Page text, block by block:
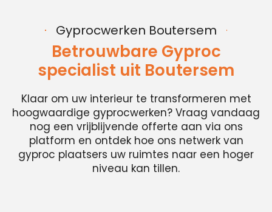
Gyprocwerken Boutersem
Betrouwbare Gyproc
specialist uit Boutersem
Klaar om uw interieur te transformeren met
hoogwaardige gyprocwerken? Vraag vandaag
nog een vrijblijvende offerte aan via ons
platform en ontdek hoe ons netwerk van
gyproc plaatsers uw ruimtes naar een hoger
niveau kan tillen.